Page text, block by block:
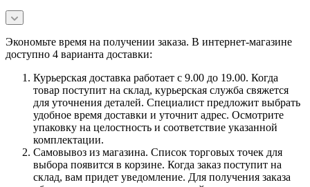
Экономьте время на получении заказа. В интернет-магазине
доступно 4 варианта доставки:
Курьерская доставка работает с 9.00 до 19.00. Когда
товар поступит на склад, курьерская служба свяжется
для уточнения деталей. Специалист предложит выбрать
удобное время доставки и уточнит адрес. Осмотрите
упаковку на целостность и соответствие указанной
комплектации.
Самовывоз из магазина. Список торговых точек для
выбора появится в корзине. Когда заказ поступит на
склад, вам придет уведомление. Для получения заказа